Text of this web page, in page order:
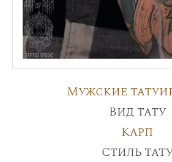
Мужские
Вид тату
Карп
Стиль